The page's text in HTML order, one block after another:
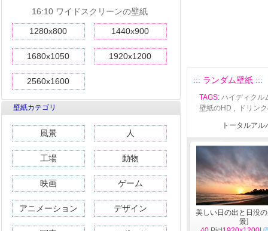
16:10 ワイドスクリーンの壁紙
1280x800 1440x900
1680x1050 1920x1200
2560x1600
壁紙カテゴリ
風景 人
工場 動物
映画 ゲーム
アニメーション デザイン
::: ランダム壁紙 :::
TAGS: ハイディクル
壁紙のHD , ドリン
トータルアル
美しい日の出と日没
景]